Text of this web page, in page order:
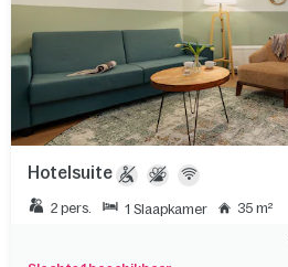
Hotelsuite
2 pers. 1 Slaapkamer 35 m²